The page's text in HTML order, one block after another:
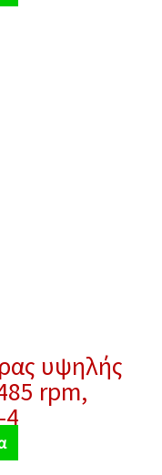
υψηλής
rpm,
4